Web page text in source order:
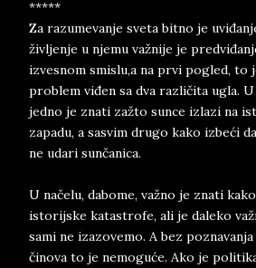
*****
Za razumevanje sveta bitno je
življenje u njemu važnije je
izvesnom smislu,a na prvi pogled, to
problem viđen sa dva različita ugla.
jedno je znati zažto sunce izlazi na
zapadu, a sasvim drugo kako izbeći
ne udari sunčanica.
U načelu, dabome, važno je znati
istorijske katastrofe, ali je daleko
sami ne izazovemo. A bez
činova to je nemoguće. Ako je